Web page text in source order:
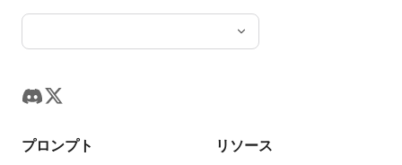
プロンプト リソース